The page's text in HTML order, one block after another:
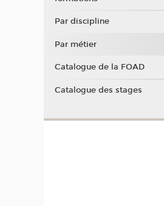
Par discipline
Par métier
Catalogue de la FOAD
Catalogue des stages